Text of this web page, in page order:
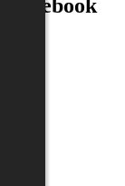
Facebook